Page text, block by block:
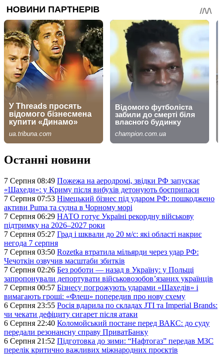
Останні новини
7 Серпня 08:49 Пожежа на аеродромі, звідки РФ запускає
«Шахеди»: у Криму після вибухів детонують боєприпаси
7 Серпня 07:53 Німецький бізнес під ударом РФ: пошкоджено
активи Puma та судна в Чорному морі
7 Серпня 06:29 НАТО готує Україні рекордну військову
підтримку на 2026–2027 роки
7 Серпня 05:27 Град і шквали до 20 м/с: які області накриє
негода 7 серпня
7 Серпня 03:50 Rozetka втратила мільярди через удар РФ:
Чечоткін озвучив масштаби збитків
7 Серпня 02:26 Без роботи — назад в Україну: у Польщі
запропонували депортувати військовозобов’язаних українців
7 Серпня 00:57 Бізнесу погрожують ударами «Шахедів» і
вимагають гроші: «Флеш» попередив про нову схему
6 Серпня 23:55 Росія вдарила по складах JTI та Imperial Brands:
чи чекати дефіциту сигарет після атаки
6 Серпня 22:40 Коломойський постане перед ВАКС: до суду
передали резонансну справу ПриватБанку
6 Серпня 21:52 Підготовка до зими: “Нафтогаз” передав МЗС
перелік критично важливих міжнародних проєктів